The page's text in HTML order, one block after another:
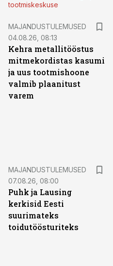
tootmiskeskuse
MAJANDUSTULEMUSED
04.08.26, 08:13
Kehra metallitööstus
mitmekordistas kasumi
ja uus tootmishoone
valmib plaanitust
varem
MAJANDUSTULEMUSED
07.08.26, 08:00
Puhk ja Lausing
kerkisid Eesti
suurimateks
toidutöösturiteks